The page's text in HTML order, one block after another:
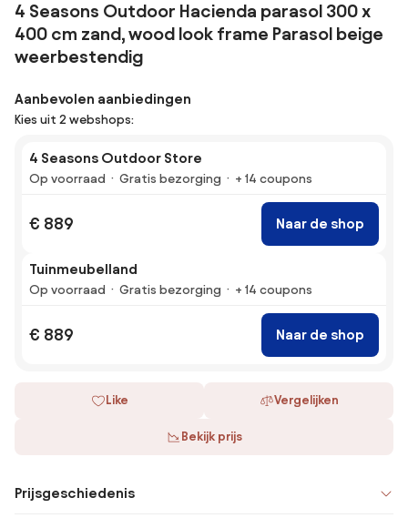
4 Seasons Outdoor Hacienda parasol 300 x
400 cm zand, wood look frame Parasol beige
weerbestendig
Aanbevolen aanbiedingen
Kies uit 2 webshops:
4 Seasons Outdoor Store
Op voorraad Gratis bezorging + 14 coupons
€ 889 Naar de shop
Tuinmeubelland
Op voorraad Gratis bezorging + 14 coupons
€ 889 Naar de shop
Like Vergelijken
Bekijk prijs
Prijsgeschiedenis